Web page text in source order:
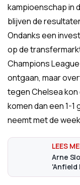
kampioenschap in
blijven de
Ondanks een
op de
Champions
ontgaan, maar
tegen Chelsea
komen dan een 1-
neemt met de
Arne
'Anfield